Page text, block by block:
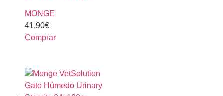
MONGE
41,90€
Comprar